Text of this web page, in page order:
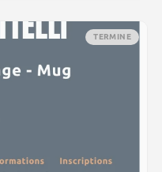
TERMINE